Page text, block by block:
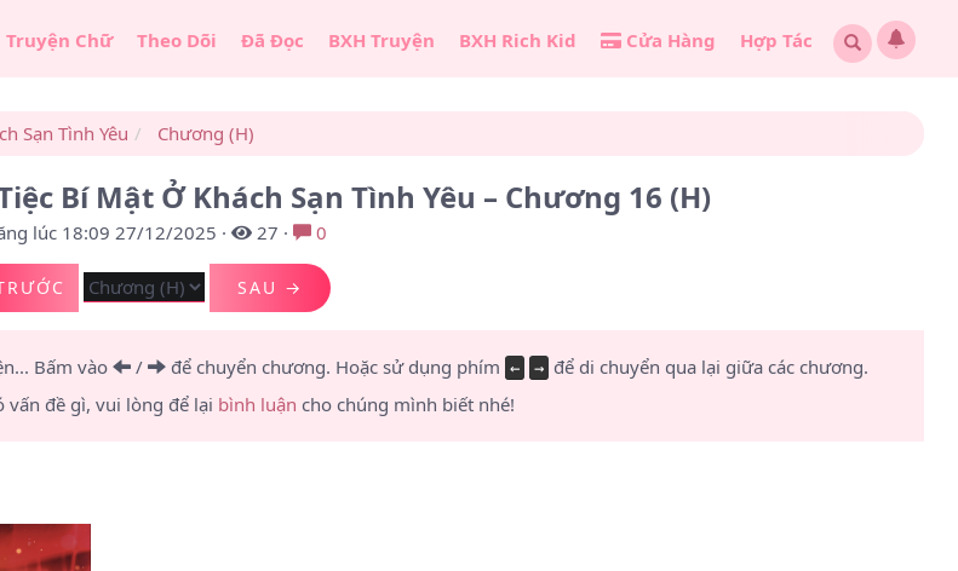
Truyện Chữ Theo Dõi Đã Đọc BXH Truyện BXH Rich Kid Cửa Hàng Hợp Tác
Sạn Tình Yêu Chương (H)
Bí Mật Ở Khách Sạn Tình Yêu – Chương 16 (H)
lúc 18:09 27/12/2025 · 27 · 0
SAU →
Bấm vào / để chuyển chương. Hoặc sử dụng phím ← → để di chuyển qua lại giữa các chương.
vấn đề gì, vui lòng để lại bình luận cho chúng mình biết nhé!